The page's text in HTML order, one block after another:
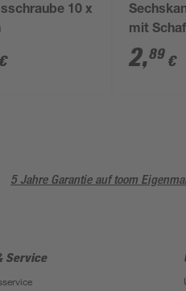
10 x
€
mit
120 mm
2,89 €
5 Jahre Garantie auf toom
Service